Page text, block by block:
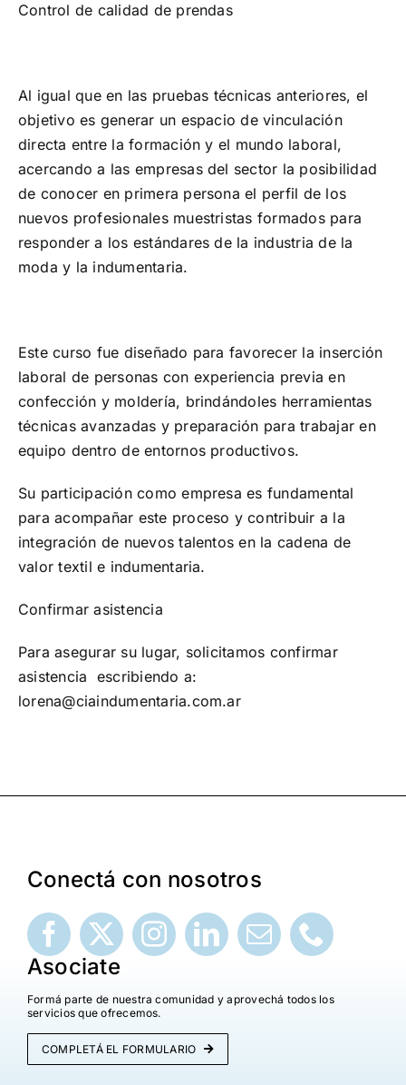
Control de calidad de prendas
Al igual que en las pruebas técnicas anteriores, el
objetivo es generar un espacio de vinculación
directa entre la formación y el mundo laboral,
acercando a las empresas del sector la posibilidad
de conocer en primera persona el perfil de los
nuevos profesionales muestristas formados para
responder a los estándares de la industria de la
moda y la indumentaria.
Este curso fue diseñado para favorecer la inserción
laboral de personas con experiencia previa en
confección y moldería, brindándoles herramientas
técnicas avanzadas y preparación para trabajar en
equipo dentro de entornos productivos.
Su participación como empresa es fundamental
para acompañar este proceso y contribuir a la
integración de nuevos talentos en la cadena de
valor textil e indumentaria.
Confirmar asistencia
Para asegurar su lugar, solicitamos confirmar
asistencia escribiendo a:
lorena@ciaindumentaria.com.ar
Conectá con nosotros
Asociate
Formá parte de nuestra comunidad y aprovechá todos los
servicios que ofrecemos.
COMPLETÁ EL FORMULARIO